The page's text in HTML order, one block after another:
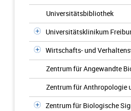
Universitätsbibliothek
Universitätsklinikum
Wirtschafts- und
Zentrum für Angewandte
Zentrum für Anthropologie
Zentrum für Biologische